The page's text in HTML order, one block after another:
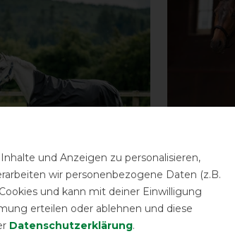
Rambo 1680D Wug
Neu
Imperial
und Anzeigen zu personalisieren,
wir personenbezogene Daten (z.B.
und kann mit deiner Einwilligung
erteilen oder ablehnen und diese
Daten­schutz­erklärung.